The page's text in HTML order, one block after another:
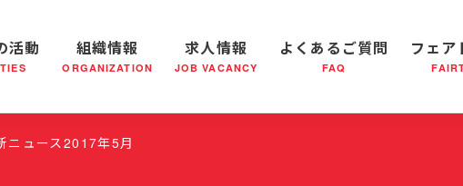
救世軍の成り立ち 軍隊形式について 私たちの目指す未来
活動
社会鍋 社会鍋物語 音楽活動 救世軍ブラスバンドのCD
組織情報
ORGANIZATION
概要 全国の小隊(教会)等について 医療・社会福祉事業 出
求人情報
JOB VACANCY
よくあるご質問
FAQ
フェア
ニュース2017年5月